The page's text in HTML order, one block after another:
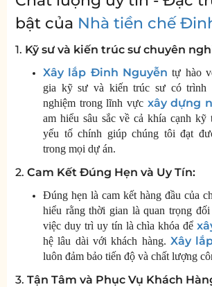
bật của Nhà tiền chế
1. Kỹ sư và kiến trúc sư chuyên
Xây lắp Đinh Nguyễn tự hào
gia kỹ sư và kiến trúc sư có trình
nghiệm trong lĩnh vực xây dựng
am hiểu sâu sắc về cả khía cạnh kỹ
yếu tố chính giúp chúng tôi đạt
trong mọi dự án.
2. Cam Kết Đúng Hẹn và Uy Tín:
Đúng hẹn là cam kết hàng đầu của
hiểu rằng thời gian là quan trọng
việc duy trì uy tín là chìa khóa để
hệ lâu dài với khách hàng. Xây
luôn đảm bảo tiến độ và chất lượng
3. Tận Tâm và Phục Vụ Khách